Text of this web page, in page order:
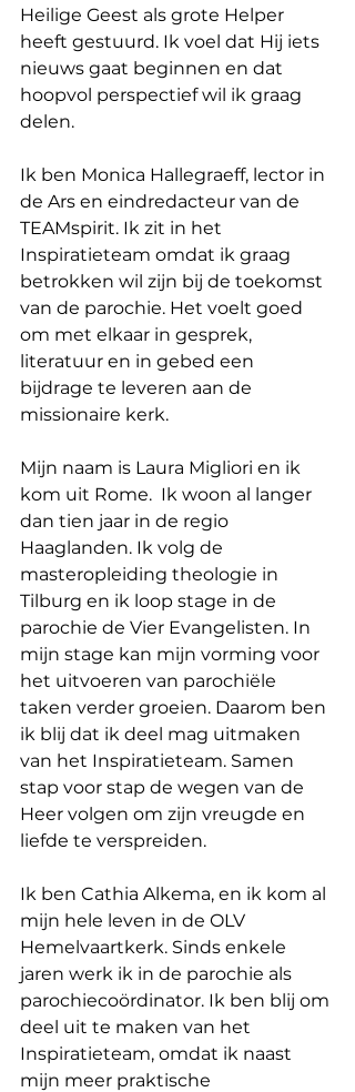
Heilige Geest als grote Helper
heeft gestuurd. Ik voel dat Hij iets
nieuws gaat beginnen en dat
hoopvol perspectief wil ik graag
delen.
Ik ben Monica Hallegraeff, lector in
de Ars en eindredacteur van de
TEAMspirit. Ik zit in het
Inspiratieteam omdat ik graag
betrokken wil zijn bij de toekomst
van de parochie. Het voelt goed
om met elkaar in gesprek,
literatuur en in gebed een
bijdrage te leveren aan de
missionaire kerk.
Mijn naam is Laura Migliori en ik
kom uit Rome.  Ik woon al langer
dan tien jaar in de regio
Haaglanden. Ik volg de
masteropleiding theologie in
Tilburg en ik loop stage in de
parochie de Vier Evangelisten. In
mijn stage kan mijn vorming voor
het uitvoeren van parochiële
taken verder groeien. Daarom ben
ik blij dat ik deel mag uitmaken
van het Inspiratieteam. Samen
stap voor stap de wegen van de
Heer volgen om zijn vreugde en
liefde te verspreiden.
Ik ben Cathia Alkema, en ik kom al
mijn hele leven in de OLV
Hemelvaartkerk. Sinds enkele
jaren werk ik in de parochie als
parochiecoördinator. Ik ben blij om
deel uit te maken van het
Inspiratieteam, omdat ik naast
mijn meer praktische